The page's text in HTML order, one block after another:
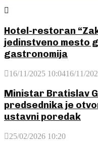
Hotel-restoran
jedinstveno mesto
gastronomija
16/11/2025 10:0416/11/
Ministar Bratislav
predsednika je
ustavni poredak
25/02/2026 10:20